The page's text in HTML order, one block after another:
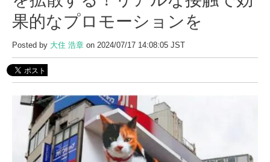
果的なプロモーションを
Posted by 大住 浩章 on 2024/07/17 14:08:05 JST